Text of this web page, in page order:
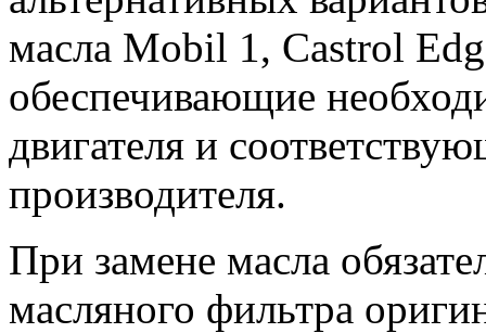
масла Mobil 1, Castrol
обеспечивающие
двигателя и
производителя.
При замене масла
масляного фильтра